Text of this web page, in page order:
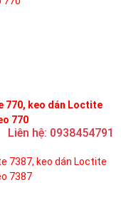
770, keo dán Loctite
770
Liên hệ: 0938454791